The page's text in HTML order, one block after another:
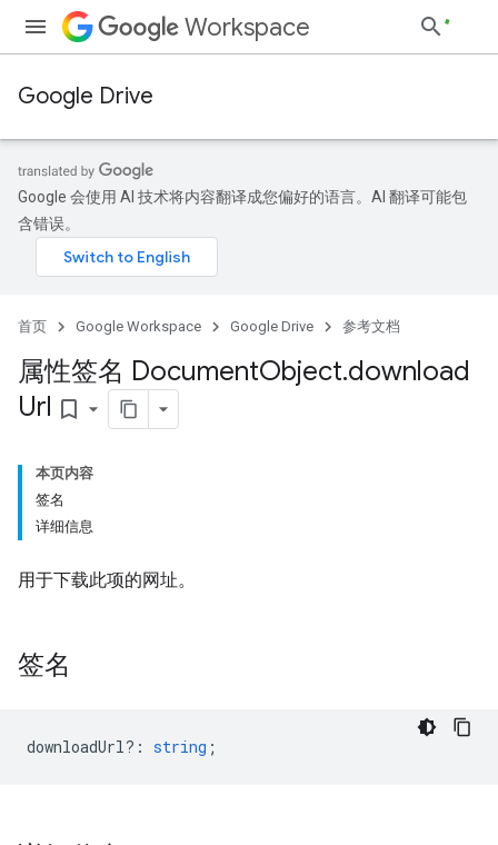
Workspace
Google Drive
Google 会使用 AI 技术将内容翻译成您偏好的语言。AI 翻译可能包
含错误。
首页 Google Workspace Google Drive 参考文档
属性签名 DocumentObject.download
Url bookmark_border
本页内容
签名
详细信息
用于下载此项的网址。
签名
downloadUrl? : string ;